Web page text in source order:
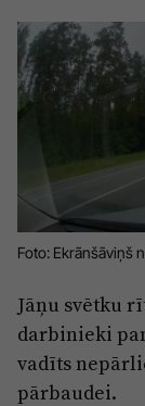
Drošība
Ādaži
Ķekava
Mārupe
Olaine
Ropaži
Foto: Ekrānšāviņš
Jāņu svētku
darbinieki
vadīts
pārbaudei.